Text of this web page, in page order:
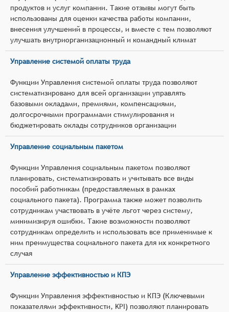
продуктов и услуг компании. Такие отзывы могут быть
использованы для оценки качества работы компании,
внесения улучшений в процессы, и вместе с тем позволяют
улучшать внутриорганизационный и командный климат
Управление системой оплаты труда
Функции Управления системой оплаты труда позволяют
систематизировано для всей организации управлять
базовыми окладами, премиями, компенсациями,
долгосрочными программами стимулирования и
бюджетировать оклады сотрудников организации
Управление социальным пакетом
Функции Управления социальным пакетом позволяют
планировать, систематизировать и учитывать все виды
пособий работникам (предоставляемых в рамках
социального пакета). Программа также может позволить
сотрудникам участвовать в учёте льгот через систему,
минимизируя ошибки. Такие возможности позволяют
сотрудникам определить и использовать все применимые к
ним преимущества социального пакета для их конкретного
случая
Управление эффективностью и КПЭ
Функции Управления эффективностью и КПЭ (Ключевыми
показателями эффективности, KPI) позволяют планировать